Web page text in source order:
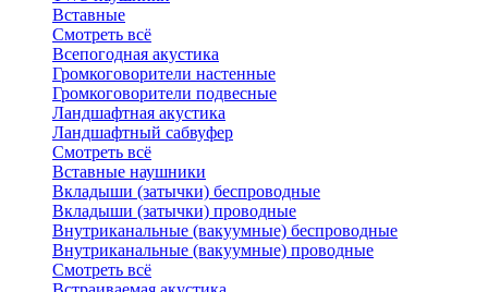
Вставные
Смотреть всё
Всепогодная акустика
Громкоговорители настенные
Громкоговорители подвесные
Ландшафтная акустика
Ландшафтный сабвуфер
Смотреть всё
Вставные наушники
Вкладыши (затычки) беспроводные
Вкладыши (затычки) проводные
Внутриканальные (вакуумные) беспроводные
Внутриканальные (вакуумные) проводные
Смотреть всё